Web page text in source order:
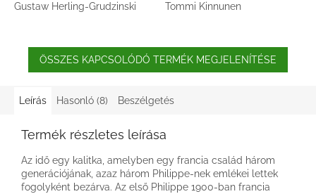
Gustaw Herling-Grudzinski Tommi Kinnunen
ÖSSZES KAPCSOLÓDÓ TERMÉK MEGJELENÍTÉSE
Leírás Hasonló (8) Beszélgetés
Termék részletes leírása
Az idő egy kalitka, amelyben egy francia család három
generációjának, azaz három Philippe-nek emlékei lettek
fogolyként bezárva. Az első Philippe 1900-ban francia